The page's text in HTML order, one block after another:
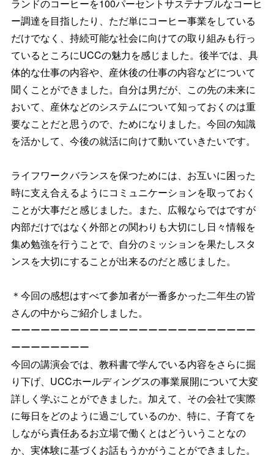
ランドのコーヒーを100パーセントサステナブルなコーヒ
ー調達を目指したり、 ただ単にコーヒー事業をしている
だけでなく、 持続可能な社会に向けての取り組みも行っ
ているところにUCCの魅力を感じました。後半では、具
体的な仕事の内容や、 産休後の仕事の内容などについて
聞くことができました。 自分は男だが、この先の未来に
おいて、 産休などのシステムについて知っておくのは重
要なことだと思うので、ためになりました。今回の知識
を活かして、 今後の就活に向けて動いていきたいです。
ライフワークバランスを保つためには、 お互いに困った
時に支え合えるようにコミュニケーションを取っておく
ことが大事だと感じました。また、 広報ならではですが
内部だけではなく外部との関わりも大切にし日 々情報を
集め勉強を行うことで、 自分のミッションを果たしスタ
ンスを大切にすることが出来るのだと感じました。
＊ 今回の感想はすべて参加者が一番多かった二年生の皆
さんの中からご紹介しました。
ーーーーーーーーーーーーーーーーーーーーーーーーー
ーーーーーーーー
今回の講演会では、教科書で学んでいる内容をさらに掘
り下げ、 UCCホールディングスの事業展開について大変
詳しく学ぶことができました。加えて、 その会社で実際
に毎日をどのように過ごしているのか、特に、 子育てを
しながら責任あるお立場で働くとはどういうことなの
か、 実体験に基づくお話もうかがうことができました。